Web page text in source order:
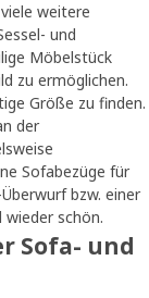
weitere
und
Möbelstück
zu ermöglichen.
Größe zu finden.
der
Sofabezüge für
bzw. einer
schön.
Sofa- und